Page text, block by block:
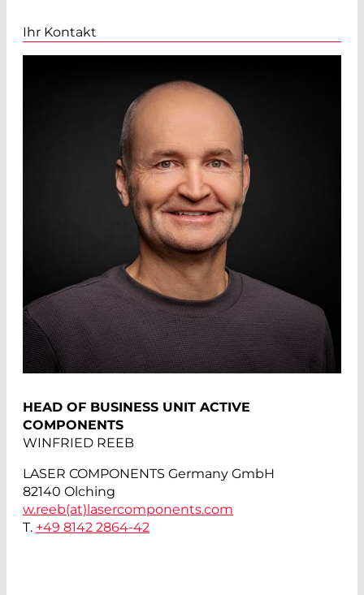
Ihr Kontakt
HEAD OF BUSINESS UNIT ACTIVE
COMPONENTS
WINFRIED REEB
LASER COMPONENTS Germany GmbH
82140 Olching
w.reeb(at)lasercomponents.com
T. +49 8142 2864-42